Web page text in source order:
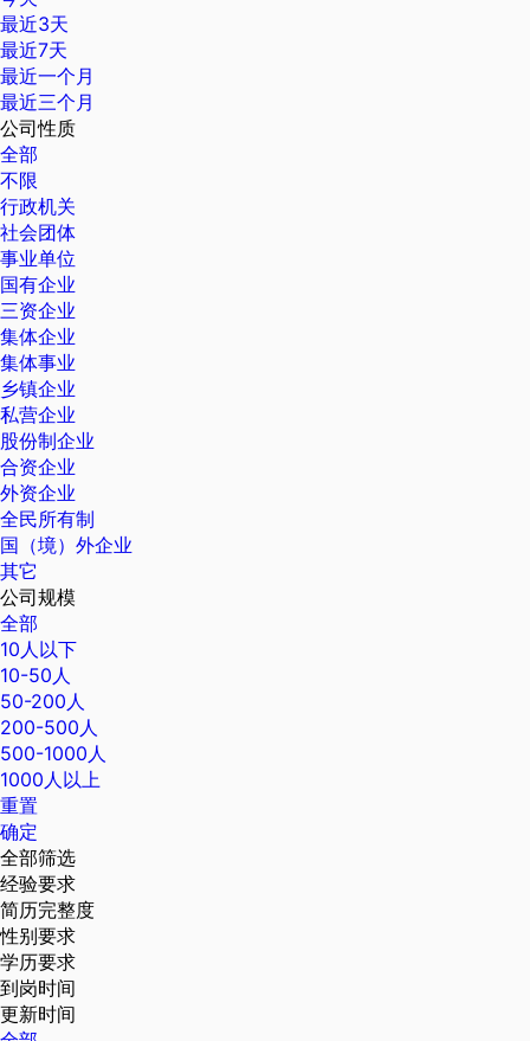
最近3天
最近7天
最近一个月
最近三个月
公司性质
全部
不限
行政机关
社会团体
事业单位
国有企业
三资企业
集体企业
集体事业
乡镇企业
私营企业
股份制企业
合资企业
外资企业
全民所有制
国（境）外企业
其它
公司规模
全部
10人以下
10-50人
50-200人
200-500人
500-1000人
1000人以上
重置
确定
全部筛选
经验要求
简历完整度
性别要求
学历要求
到岗时间
更新时间